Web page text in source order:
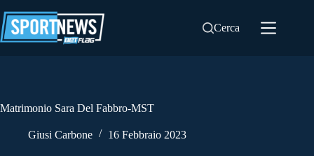
al
contenuto
Cerca
Matrimonio Sara Del Fabbro-MST
Giusi Carbone 16 Febbraio 2023